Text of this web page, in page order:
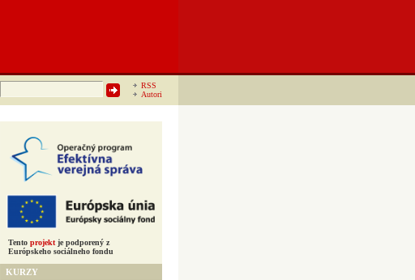
RSS
Autori
Hľadať:
Tento projekt je podporený z
Európskeho sociálneho fondu
KURZY